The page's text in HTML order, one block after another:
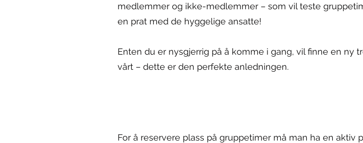
medlemmer og ikke-medlemmer – som vil teste
en prat med de hyggelige ansatte!
Enten du er nysgjerrig på å komme i gang, vil finne en ny
vårt – dette er den perfekte anledningen.
For å reservere plass på gruppetimer må man ha en aktiv